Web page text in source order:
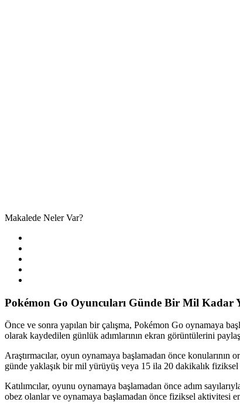
Makalede Neler Var?
Pokémon Go Oyuncuları Günde Bir Mil Kadar
Önce ve sonra yapılan bir çalışma, Pokémon Go oynamaya
olarak kaydedilen günlük adımlarının ekran görüntülerini
Araştırmacılar, oyun oynamaya başlamadan önce
günde yaklaşık bir mil yürüyüş veya 15 ila 20 dakikalık
Katılımcılar, oyunu oynamaya başlamadan önce adım
obez olanlar ve oynamaya başlamadan önce fiziksel aktivitesi